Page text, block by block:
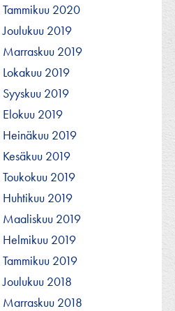
Tammikuu 2020
Joulukuu 2019
Marraskuu 2019
Lokakuu 2019
Syyskuu 2019
Elokuu 2019
Heinäkuu 2019
Kesäkuu 2019
Toukokuu 2019
Huhtikuu 2019
Maaliskuu 2019
Helmikuu 2019
Tammikuu 2019
Joulukuu 2018
Marraskuu 2018